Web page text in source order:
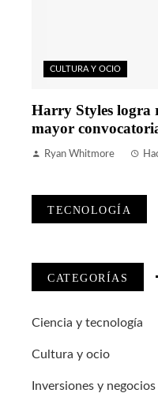
CULTURA Y OCIO
Harry Styles logra
mayor
Ryan Whitmore
TECNOLOGÍA
CATEGORÍAS
Ciencia y tecnología
Cultura y ocio
Inversiones y negocios